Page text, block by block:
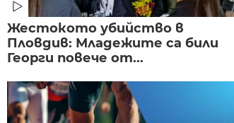
Жестокото убийство в
Пловдив: Младежите са били
Георги повече от...